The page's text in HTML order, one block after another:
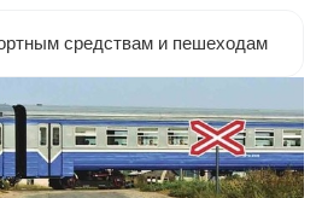
средствам и пешеходам